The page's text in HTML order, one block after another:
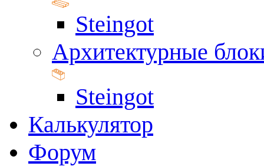
Steingot
Архитектурные
Steingot
Калькулятор
Форум